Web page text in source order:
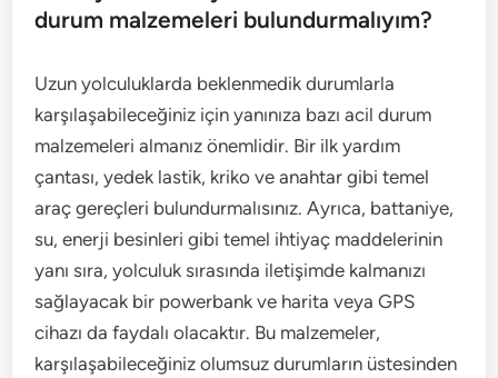
durum malzemeleri bulundurmalıyım?
Uzun yolculuklarda beklenmedik durumlarla
karşılaşabileceğiniz için yanınıza bazı acil durum
malzemeleri almanız önemlidir. Bir ilk yardım
çantası, yedek lastik, kriko ve anahtar gibi temel
araç gereçleri bulundurmalısınız. Ayrıca, battaniye,
su, enerji besinleri gibi temel ihtiyaç maddelerinin
yanı sıra, yolculuk sırasında iletişimde kalmanızı
sağlayacak bir powerbank ve harita veya GPS
cihazı da faydalı olacaktır. Bu malzemeler,
karşılaşabileceğiniz olumsuz durumların üstesinden